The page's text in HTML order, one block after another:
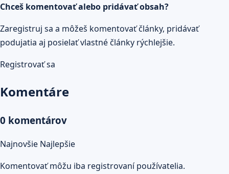
Chceš komentovať alebo pridávať obsah?
Zaregistruj sa a môžeš komentovať články, pridávať
podujatia aj posielať vlastné články rýchlejšie.
Registrovať sa
Komentáre
0 komentárov
Najnovšie Najlepšie
Komentovať môžu iba registrovaní používatelia.